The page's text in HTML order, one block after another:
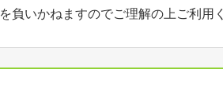
いかねますのでご理解の上ご利用